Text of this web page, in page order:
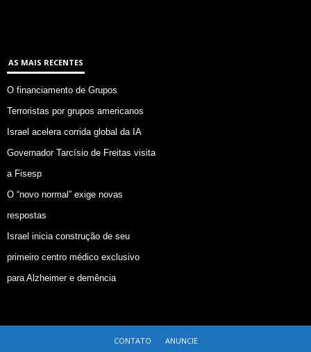
AS MAIS RECENTES
O financiamento de Grupos
Terroristas por grupos americanos
Israel acelera corrida global da IA
Governador Tarcísio de Freitas visita
a Fisesp
O “novo normal” exige novas
respostas
Israel inicia construção de seu
primeiro centro médico exclusivo
para Alzheimer e demência
CONTATO ANUNCIE